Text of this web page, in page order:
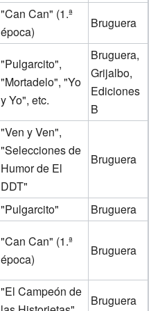
"Can Can" (1.ª
época)
Bruguera
"Pulgarcito",
"Mortadelo", "Yo
y Yo", etc.
Bruguera,
Grijalbo,
Ediciones
B
"Ven y Ven",
"Selecciones de
Humor de El
DDT"
Bruguera
"Pulgarcito"
Bruguera
"Can Can" (1.ª
época)
Bruguera
"El Campeón de
Bruguera